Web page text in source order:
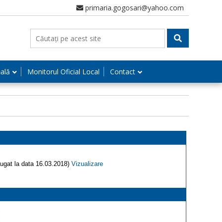
primaria.gogosari@yahoo.com
Monitorul Oficial Local Contact
la data 16.03.2018) Vizualizare